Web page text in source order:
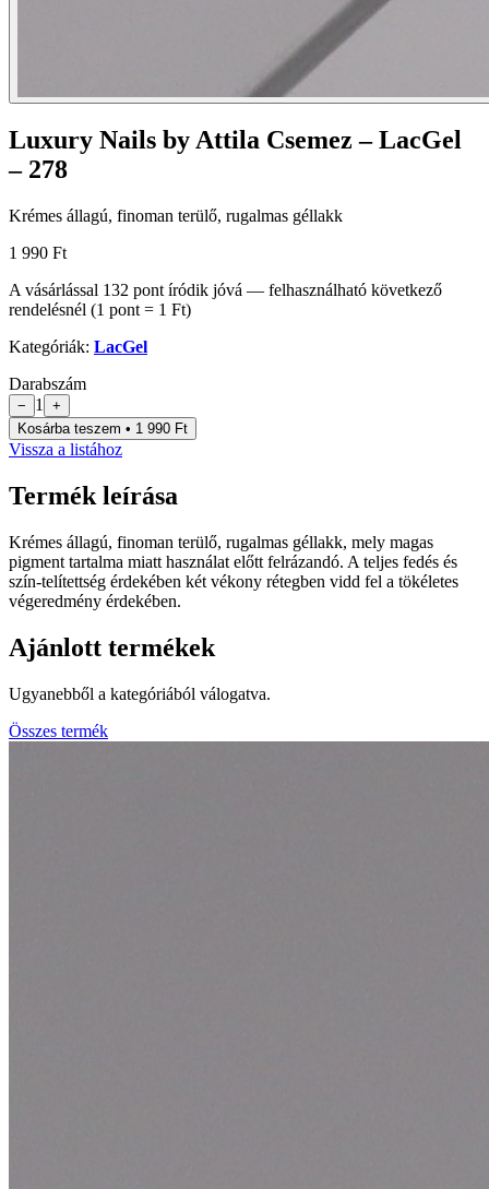
Luxury Nails by Attila Csemez – LacGel
– 278
Krémes állagú, finoman terülő, rugalmas géllakk
1 990 Ft
A vásárlással 132 pont íródik jóvá — felhasználható következő
rendelésnél (1 pont = 1 Ft)
Kategóriák: LacGel
Darabszám
− 1
+
Kosárba teszem • 1 990 Ft
Vissza a listához
Termék leírása
Krémes állagú, finoman terülő, rugalmas géllakk, mely magas
pigment tartalma miatt használat előtt felrázandó. A teljes fedés és
szín-telítettség érdekében két vékony rétegben vidd fel a tökéletes
végeredmény érdekében.
Ajánlott termékek
Ugyanebből a kategóriából válogatva.
Összes termék